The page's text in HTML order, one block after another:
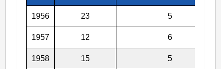
1956 23 5
1957 12 6
1958 15 5